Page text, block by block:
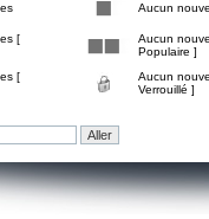
Aucun
[
Aucun
Populaire ]
[
Aucun
Verrouillé ]